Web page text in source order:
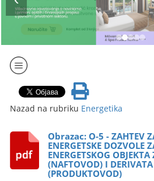
Nazad na rubriku Energetika
Obrazac: O-5 - ZAHTEV
ENERGETSKE DOZVOLE
ENERGETSKOG
(NAFTOVOD) I
(PRODUKTOVOD)